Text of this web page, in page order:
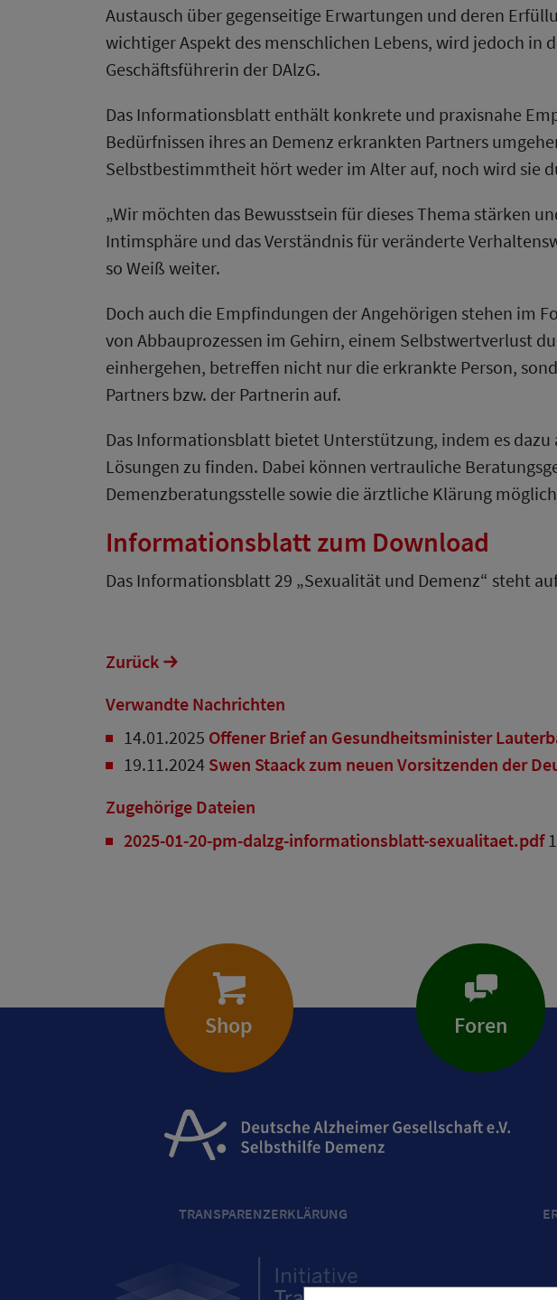
Austausch über gegenseitige Erwartungen und deren
wichtiger Aspekt des menschlichen Lebens, wird jedoch in
Geschäftsführerin der DAlzG.
Das Informationsblatt enthält konkrete und praxisnahe
Bedürfnissen ihres an Demenz erkrankten Partners
Selbstbestimmtheit hört weder im Alter auf, noch wird sie
„Wir möchten das Bewusstsein für dieses Thema stärken
Intimsphäre und das Verständnis für veränderte
so Weiß weiter.
Doch auch die Empfindungen der Angehörigen stehen im
von Abbauprozessen im Gehirn, einem Selbstwertverlust
einhergehen, betreffen nicht nur die erkrankte Person,
Partners bzw. der Partnerin auf.
Das Informationsblatt bietet Unterstützung, indem es
Lösungen zu finden. Dabei können vertrauliche
Demenzberatungsstelle sowie die ärztliche Klärung
Informationsblatt zum Download
Das Informationsblatt 29 „Sexualität und Demenz“ steht
Zurück
Verwandte Nachrichten
14.01.2025 Offener Brief an Gesundheitsminister
19.11.2024 Swen Staack zum neuen Vorsitzenden der
Zugehörige Dateien
2025-01-20-pm-dalzg-informationsblatt-sexualitaet.pdf
Shop Foren
TRANSPARENZERKLÄRUNG